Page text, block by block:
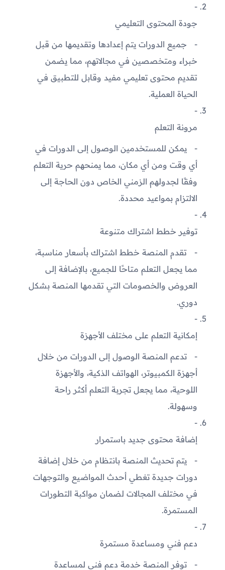
جودة المحتوى التعليمي
جميع الدورات يتم إعدادها وتقديمها من قبل
خبراء ومتخصصين في مجالاتهم، مما يضمن
تقديم محتوى تعليمي مفيد وقابل للتطبيق في
الحياة العملية.
مرونة التعلم
يمكن للمستخدمين الوصول إلى الدورات في
أي وقت ومن أي مكان، مما يمنحهم حرية التعلم
وفقًا لجدولهم الزمني الخاص دون الحاجة إلى
الالتزام بمواعيد محددة.
توفير خطط اشتراك متنوعة
تقدم المنصة خطط اشتراك بأسعار مناسبة،
مما يجعل التعلم متاحًا للجميع، بالإضافة إلى
العروض والخصومات التي تقدمها المنصة بشكل
دوري.
إمكانية التعلم على مختلف الأجهزة
تدعم المنصة الوصول إلى الدورات من خلال
أجهزة الكمبيوتر، الهواتف الذكية، والأجهزة
اللوحية، مما يجعل تجربة التعلم أكثر راحة
وسهولة.
إضافة محتوى جديد باستمرار
يتم تحديث المنصة بانتظام من خلال إضافة
دورات جديدة تغطي أحدث المواضيع والتوجهات
في مختلف المجالات لضمان مواكبة التطورات
المستمرة.
دعم فني ومساعدة مستمرة
توفر المنصة خدمة دعم فني لمساعدة